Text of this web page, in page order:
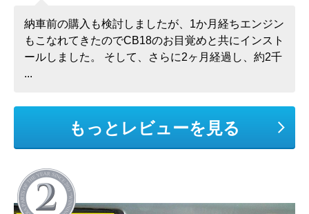
納車前の購入も検討しましたが、1か月経ちエンジン
もこなれてきたのでCB18のお目覚めと共にインスト
ールしました。 そして、さらに2ヶ月経過し、約2千
...
もっとレビューを見る